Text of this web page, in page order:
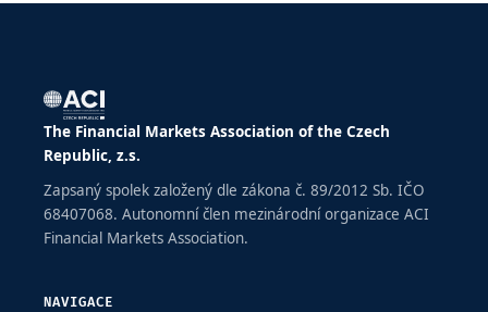
The Financial Markets Association of the Czech
Republic, z.s.
Zapsaný spolek založený dle zákona č. 89/2012 Sb. IČO
68407068. Autonomní člen mezinárodní organizace ACI
Financial Markets Association.
NAVIGACE